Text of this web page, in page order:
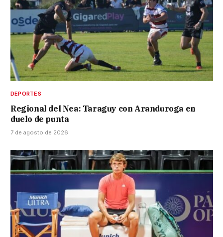
DEPORTES
Regional del Nea: Taraguy con Aranduroga en
duelo de punta
7 de agosto de 2026